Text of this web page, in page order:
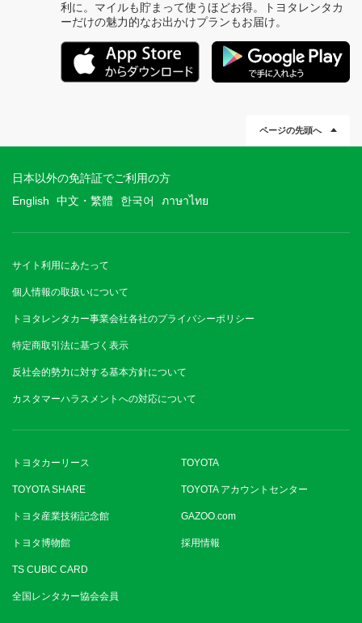
利に。マイルも貯まって使うほどお得。トヨタレンタカ
ーだけの魅力的なお出かけプランもお届け。
ページの先頭へ
日本以外の免許証でご利用の方
English
中文・繁體 한국어 ภาษาไทย
サイト利用にあたって
個人情報の取扱いについて
トヨタレンタカー事業会社各社のプライバシーポリシー
特定商取引法に基づく表示
反社会的勢力に対する基本方針について
カスタマーハラスメントへの対応について
トヨタカーリース TOYOTA
TOYOTA SHARE TOYOTA アカウントセンター
トヨタ産業技術記念館 GAZOO.com
トヨタ博物館 採用情報
TS CUBIC CARD
全国レンタカー協会会員